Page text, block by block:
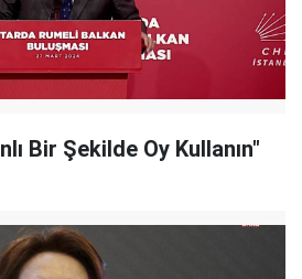
Bir Şekilde Oy Kullanın"